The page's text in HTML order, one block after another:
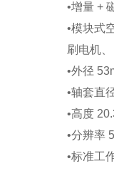
•增量 +
•模块式
刷电机
•外径
•轴套直
•高度
•分辨率
•标准工